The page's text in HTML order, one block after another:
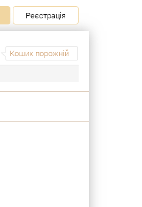
Реєстрація
Кошик порожній